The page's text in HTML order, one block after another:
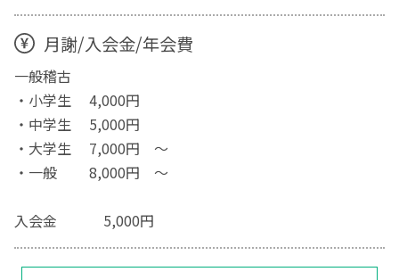
月謝/入会金/年会費
一般稽古
・小学生 4,000円
・中学生 5,000円
・大学生 7,000円 ～
・一般 8,000円 ～
入会金 5,000円